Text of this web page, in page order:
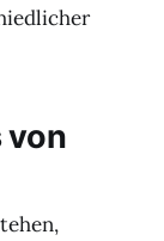
von